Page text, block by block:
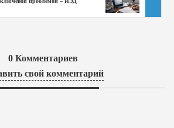
0Комментариев
свой комментарий